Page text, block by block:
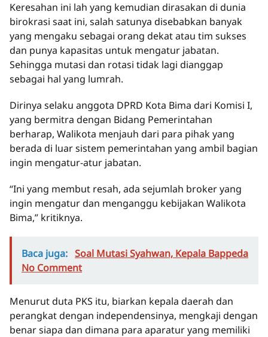
Keresahan ini lah yang kemudian dirasakan di dunia
birokrasi saat ini, salah satunya disebabkan banyak
yang mengaku sebagai orang dekat atau tim sukses
dan punya kapasitas untuk mengatur jabatan.
Sehingga mutasi dan rotasi tidak lagi dianggap
sebagai hal yang lumrah.
Dirinya selaku anggota DPRD Kota Bima dari Komisi I,
yang bermitra dengan Bidang Pemerintahan
berharap, Walikota menjauh dari para pihak yang
berada di luar sistem pemerintahan yang ambil bagian
ingin mengatur-atur jabatan.
“Ini yang membut resah, ada sejumlah broker yang
ingin mengatur dan menganggu kebijakan Walikota
Bima,” kritiknya.
Baca juga: Soal Mutasi Syahwan, Kepala Bappeda
No Comment
Menurut duta PKS itu, biarkan kepala daerah dan
perangkat dengan independensinya, mengkaji dengan
benar siapa dan dimana para aparatur yang memiliki